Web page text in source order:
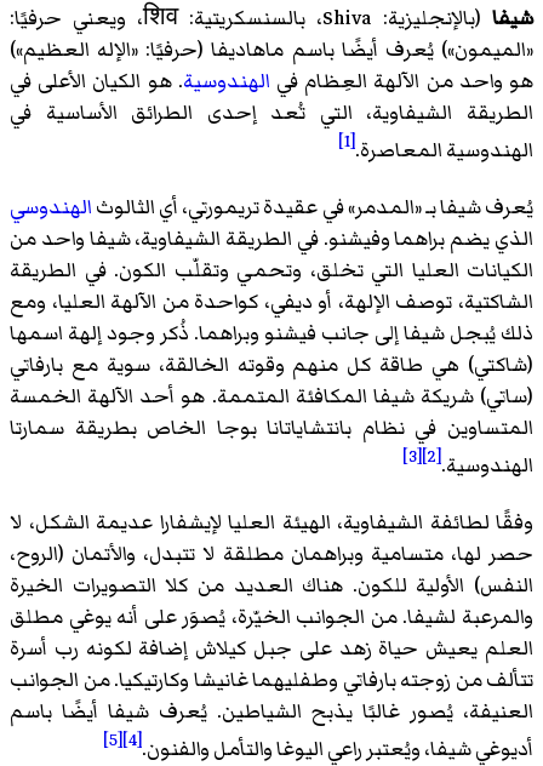
شيفا
(بالإنجليزية: Shiva، بالسنسكريتية: शिव، ويعني حرفيًا:
«الميمون») يُعرف أيضًا باسم ماهاديفا (حرفيًا: «الإله العظيم»)
هو واحد من الآلهة العِظام في الهندوسية. هو الكيان الأعلى في
الطريقة الشيفاوية، التي تُعد إحدى الطرائق الأساسية في
الهندوسية المعاصرة.[1]
يُعرف شيفا بـ «المدمر» في عقيدة تريمورتي، أي الثالوثالهندوسي
الذي يضم براهما وفيشنو. في الطريقة الشيفاوية، شيفا واحد من
الكيانات العليا التي تخلق، وتحمي وتقلّب الكون. في الطريقة
الشاكتية، توصف الإلهة، أو ديفي، كواحدة من الآلهة العليا، ومع
ذلك يُبجل شيفا إلى جانب فيشنو وبراهما. ذُكر وجود إلهة اسمها
(شاكتي) هي طاقة كل منهم وقوته الخالقة، سوية مع بارفاتي
(ساتي) شريكة شيفا المكافئة المتممة. هو أحد الآلهة الخمسة
المتساوين في نظام بانتشاياتانا بوجا الخاص بطريقة سمارتا
الهندوسية.[2]
[3]
وفقًا لطائفة الشيفاوية، الهيئة العليا لإيشفارا عديمة الشكل، لا
حصر لها، متسامية وبراهمان مطلقة لا تتبدل، والأتمان (الروح،
النفس) الأولية للكون. هناك العديد من كلا التصويرات الخيرة
والمرعبة لشيفا. من الجوانب الخيّرة، يُصوَر على أنه يوغي مطلق
العلم يعيش حياة زهد على جبل كيلاش إضافة لكونه رب أسرة
تتألف من زوجته بارفاتي وطفليهما غانيشا وكارتيكيا. من الجوانب
العنيفة، يُصور غالبًا يذبح الشياطين. يُعرف شيفا أيضًا باسم
أديوغي شيفا، ويُعتبر راعي اليوغا والتأمل والفنون.[4]
[5]